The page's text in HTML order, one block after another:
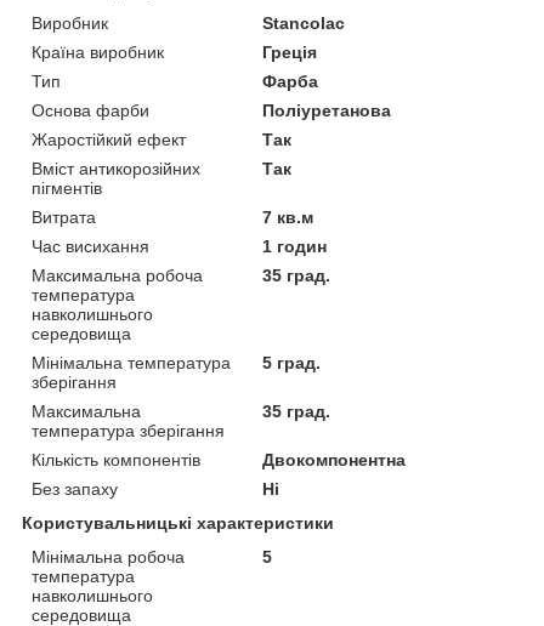
Виробник
Stancolac
Країна виробник
Греція
Тип
Фарба
Основа фарби
Поліуретанова
Жаростійкий ефект
Так
Вміст антикорозійних
пігментів
Так
Витрата
7 кв.м
Час висихання
1 годин
Максимальна робоча
температура
навколишнього
середовища
35 град.
Мінімальна температура
зберігання
5 град.
Максимальна
температура зберігання
35 град.
Кількість компонентів
Двокомпонентна
Без запаху
Ні
Користувальницькі характеристики
Мінімальна робоча
температура
навколишнього
середовища
5